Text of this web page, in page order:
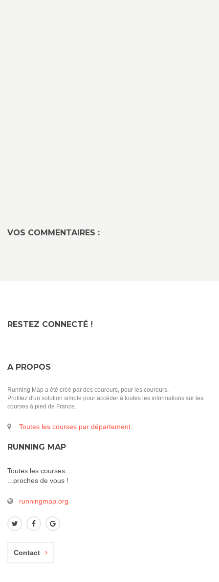
VOS COMMENTAIRES :
RESTEZ CONNECTÉ !
A PROPOS
Running Map a été créé par des coureurs, pour les coureurs.
Profitez d'un solution simple pour accéder à toutes les informations sur les
courses à pied de France.
Toutes les courses par département.
RUNNING MAP
Toutes les courses...
...proches de vous !
runningmap.org
Contact